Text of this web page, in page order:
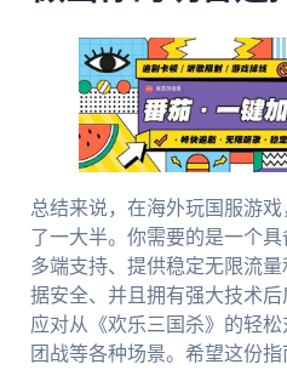
总结来说，在海外玩国服游
了一大半。你需要的是一个
多端支持、提供稳定无限流
据安全、并且拥有强大技术
应对从《欢乐三国杀》的轻
团战等各种场景。希望这份